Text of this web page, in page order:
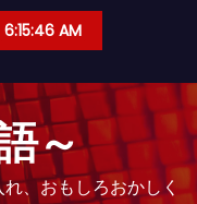
6:15:47 AM
～
、おもしろおかしく